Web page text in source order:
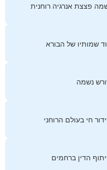
פצצת אנרגיה רוחנית
שמותיו של הבורא
נשמה
חי בעולם הרוחני
הדין ברחמים